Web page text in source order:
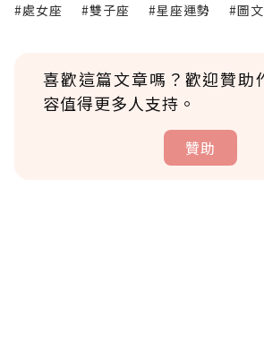
#處女座 #雙子座 #星座運勢 #圖
喜歡這篇文章嗎？歡迎贊助
容值得更多人支持。
贊助